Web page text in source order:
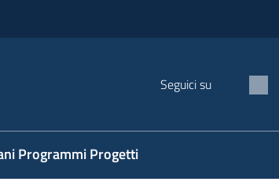
Seguici su
Programmi Progetti